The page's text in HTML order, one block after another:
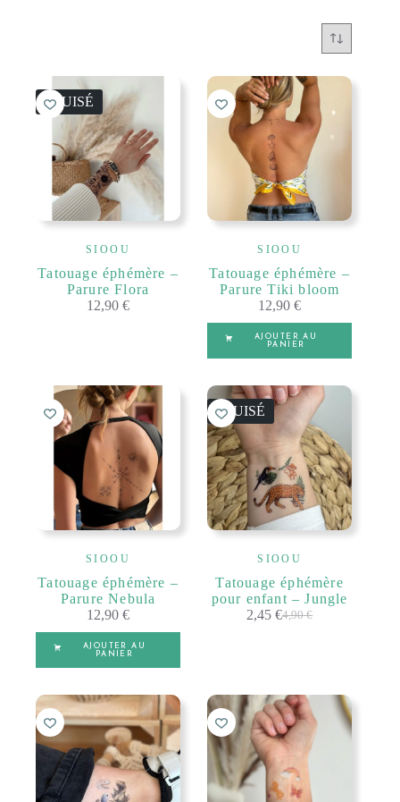
ÉPUISÉ
SIOOU
Tatouage éphémère –
Parure Flora
12,90€
SIOOU
Tatouage éphémère –
Parure Tiki bloom
12,90€
AJOUTER AU
PANIER
SIOOU
Tatouage éphémère –
Parure Nebula
12,90€
AJOUTER AU
PANIER
ÉPUISÉ
SIOOU
Tatouage éphémère
pour enfant – Jungle
4,90€
Le
2,45€Le